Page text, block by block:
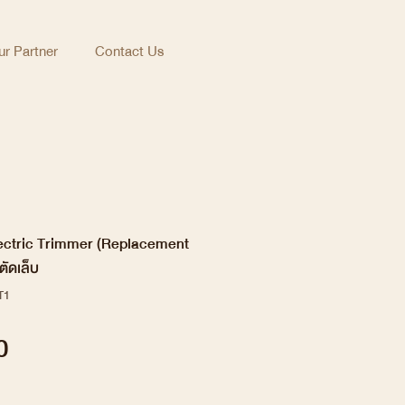
Trimmer (Replacement
ดเล็บ
Price
Partner Contact Us